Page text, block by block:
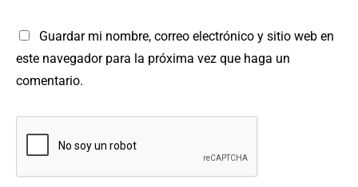
Guardar mi nombre, correo electrónico y sitio web en
este navegador para la próxima vez que haga un
comentario.